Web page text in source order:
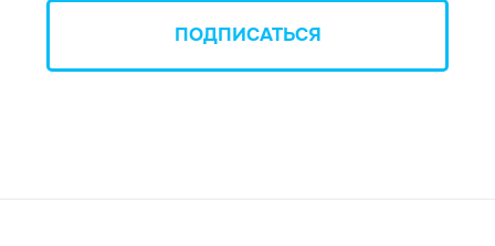
ПОДПИСАТЬСЯ